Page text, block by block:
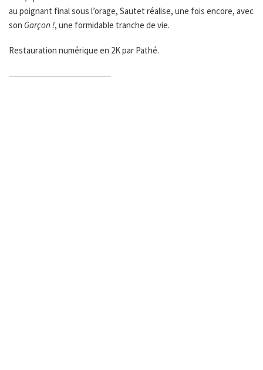
au poignant final sous l’orage, Sautet réalise, une fois encore, avec
son Garçon !, une formidable tranche de vie.
Restauration numérique en 2K par Pathé.